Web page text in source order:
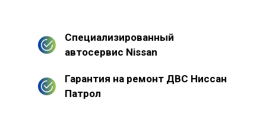
Специализированный
автосервис Nissan
Гарантия на ремонт ДВС Ниссан
Патрол